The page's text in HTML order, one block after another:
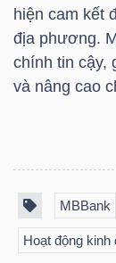
hiện cam kết
địa phương.
chính tin cậy,
và nâng cao
MBBank
Hoạt động kinh
CÔNG
NGHIỆP
TIÊU
THIẾT